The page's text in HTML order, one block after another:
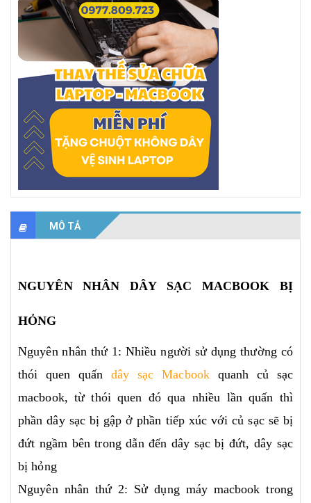
MÔ TẢ
NGUYÊN NHÂN DÂY SẠC MACBOOK BỊ
HỎNG
Nguyên nhân thứ 1: Nhiều người sử dụng thường có
thói quen quấndây sạc Macbookquanh củ sạc
macbook, từ thói quen đó qua nhiều lần quấn thì
phần dây sạc bị gập ở phần tiếp xúc với củ sạc sẽ bị
đứt ngầm bên trong dẫn đến dây sạc bị đứt, dây sạc
bị hỏng
Nguyên nhân thứ 2: Sử dụng máy macbook trong